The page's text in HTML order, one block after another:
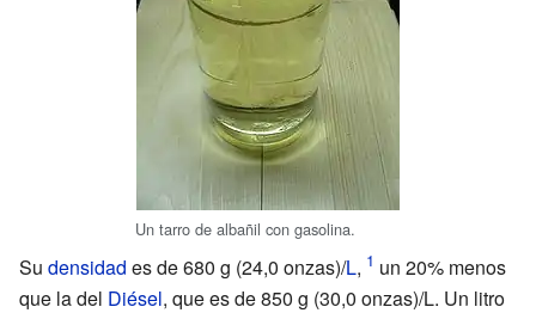
Un tarro de albañil con gasolina.
Su densidad es de680 g (24,0 onzas)/L,
un 20% menos
que la del Diésel, que es de850 g (30,0 onzas)/L. Un litro